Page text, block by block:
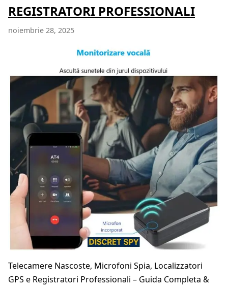
REGISTRATORI PROFESSIONALI
noiembrie 28, 2025
Telecamere Nascoste, Microfoni Spia, Localizzatori
GPS e Registratori Professionali – Guida Completa &